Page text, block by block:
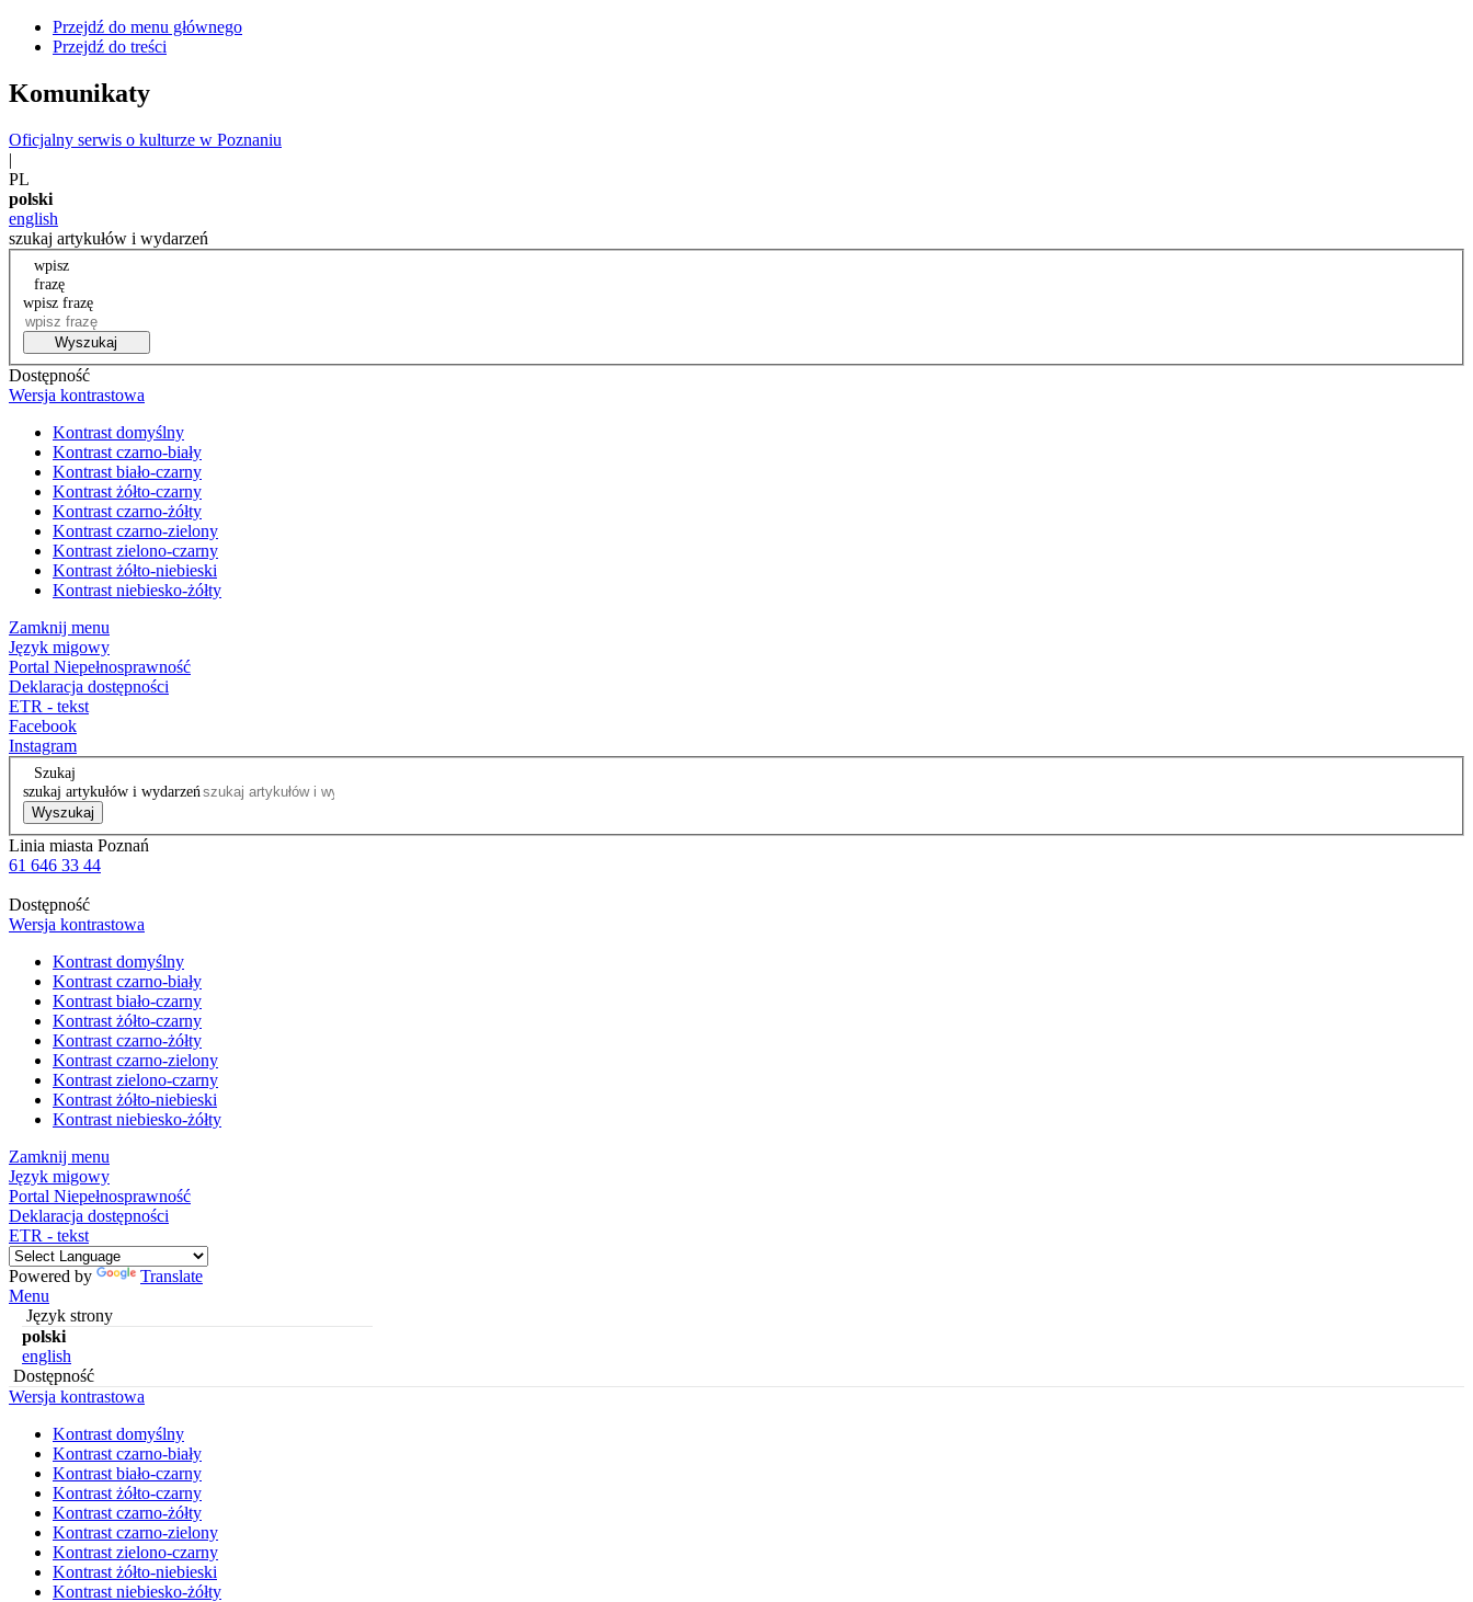
Przejdź do menu głównego
Przejdź do treści
Komunikaty
Oficjalny serwis o kulturze w Poznaniu
|
PL
polski
english
szukaj artykułów i wydarzeń
wpisz
frazę
wpisz frazę
Wyszukaj
Dostępność
Wersja kontrastowa
Kontrast domyślny
Kontrast czarno-biały
Kontrast biało-czarny
Kontrast żółto-czarny
Kontrast czarno-żółty
Kontrast czarno-zielony
Kontrast zielono-czarny
Kontrast żółto-niebieski
Kontrast niebiesko-żółty
Zamknij menu
Język migowy
Portal Niepełnosprawność
Deklaracja dostępności
ETR - tekst
Facebook
Instagram
Szukaj
szukaj artykułów i wydarzeń
Wyszukaj
Linia miasta Poznań
61 646 33 44
Dostępność
Wersja kontrastowa
Kontrast domyślny
Kontrast czarno-biały
Kontrast biało-czarny
Kontrast żółto-czarny
Kontrast czarno-żółty
Kontrast czarno-zielony
Kontrast zielono-czarny
Kontrast żółto-niebieski
Kontrast niebiesko-żółty
Zamknij menu
Język migowy
Portal Niepełnosprawność
Deklaracja dostępności
ETR - tekst
Powered by
Translate
Menu
Język strony
polski
english
Dostępność
Wersja kontrastowa
Kontrast domyślny
Kontrast czarno-biały
Kontrast biało-czarny
Kontrast żółto-czarny
Kontrast czarno-żółty
Kontrast czarno-zielony
Kontrast zielono-czarny
Kontrast żółto-niebieski
Kontrast niebiesko-żółty